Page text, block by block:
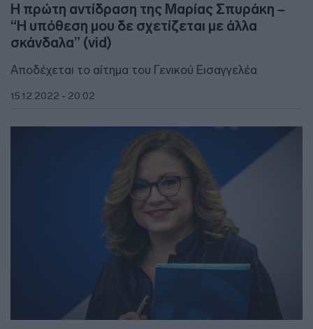
Η πρώτη αντίδραση της Μαρίας Σπυράκη –
“Η υπόθεση μου δε σχετίζεται με άλλα
σκάνδαλα” (vid)
Αποδέχεται το αίτημα του Γενικού Εισαγγελέα
15.12.2022 - 20:02